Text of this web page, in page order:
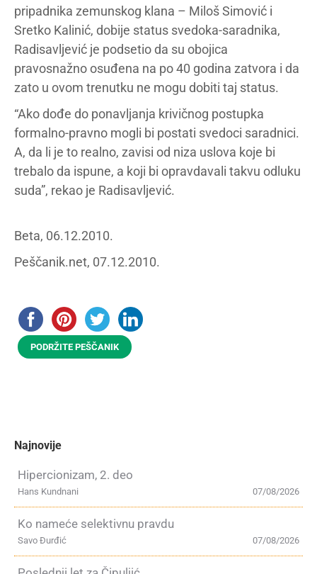
pripadnika zemunskog klana – Miloš Simović i
Sretko Kalinić, dobije status svedoka-saradnika,
Radisavljević je podsetio da su obojica
pravosnažno osuđena na po 40 godina zatvora i da
zato u ovom trenutku ne mogu dobiti taj status.
“Ako dođe do ponavljanja krivičnog postupka
formalno-pravno mogli bi postati svedoci saradnici.
A, da li je to realno, zavisi od niza uslova koje bi
trebalo da ispune, a koji bi opravdavali takvu odluku
suda”, rekao je Radisavljević.
Beta, 06.12.2010.
Peščanik.net, 07.12.2010.
PODRŽITE PEŠČANIK
Najnovije
Hipercionizam, 2. deo
07/08/2026
Hans Kundnani
Ko nameće selektivnu pravdu
07/08/2026
Savo Đurđić